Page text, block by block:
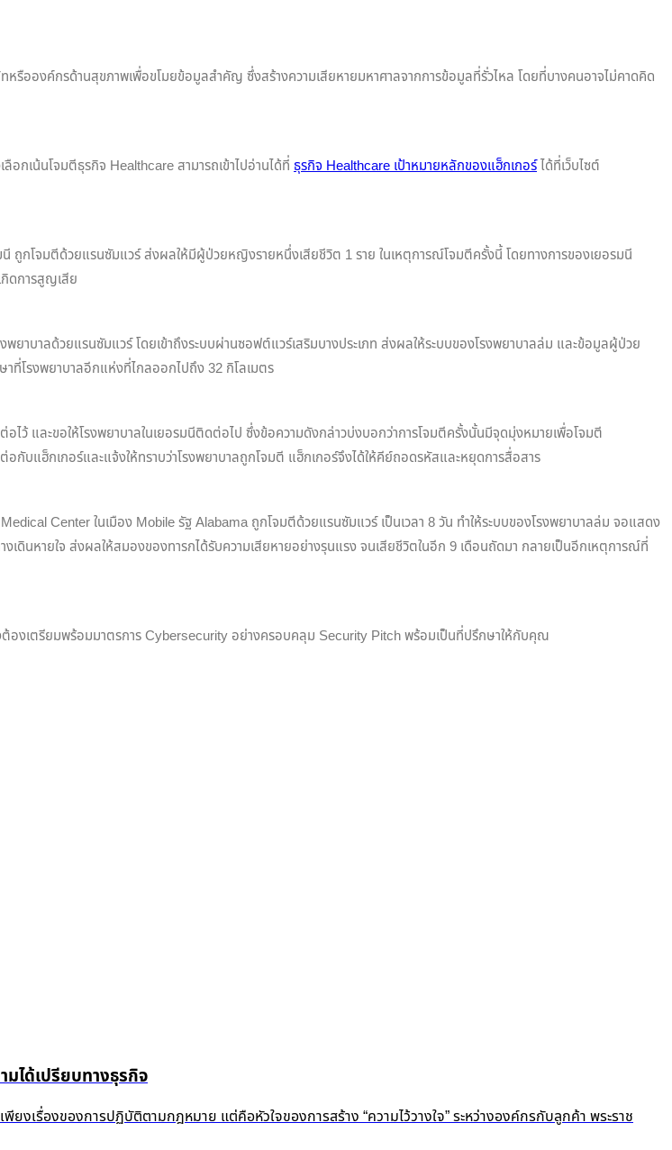
หรือองค์กรด้านสุขภาพเพื่อขโมยข้อมูลสำคัญ ซึ่งสร้างความเสียหายมหาศาลจากการข้อมูลที่รั่วไหล โดยที่บางคนอาจไม่คาดคิด
อกเน้นโจมตีธุรกิจ Healthcare สามารถเข้าไปอ่านได้ที่ ธุรกิจ Healthcare เป้าหมายหลักของแฮ็กเกอร์ได้ที่เว็บไซต์
ถูกโจมตีด้วยแรนซัมแวร์ ส่งผลให้มีผู้ป่วยหญิงรายหนึ่งเสียชีวิต 1 ราย ในเหตุการณ์โจมตีครั้งนี้ โดยทางการของเยอรมนี
ดการสูญเสีย
ยาบาลด้วยแรนซัมแวร์ โดยเข้าถึงระบบผ่านซอฟต์แวร์เสริมบางประเภท ส่งผลให้ระบบของโรงพยาบาลล่ม และข้อมูลผู้ป่วย
ที่โรงพยาบาลอีกแห่งที่ไกลออกไปถึง 32 กิโลเมตร
ไว้ และขอให้โรงพยาบาลในเยอรมนีติดต่อไป ซึ่งข้อความดังกล่าวบ่งบอกว่าการโจมตีครั้งนั้นมีจุดมุ่งหมายเพื่อโจมตี
บแฮ็กเกอร์และแจ้งให้ทราบว่าโรงพยาบาลถูกโจมตี แฮ็กเกอร์จึงได้ให้คีย์ถอดรหัสและหยุดการสื่อสาร
Center ในเมือง Mobile รัฐ Alabama ถูกโจมตีด้วยแรนซัมแวร์ เป็นเวลา 8 วัน ทำให้ระบบของโรงพยาบาลล่ม จอแสดง
หายใจ ส่งผลให้สมองของทารกได้รับความเสียหายอย่างรุนแรง จนเสียชีวิตในอีก 9 เดือนถัดมา กลายเป็นอีกเหตุการณ์ที่
ต้องเตรียมพร้อมมาตรการ Cybersecurity อย่างครอบคลุม Security Pitch พร้อมเป็นที่ปรึกษาให้กับคุณ
ได้เปรียบทางธุรกิจ
รื่องของการปฏิบัติตามกฎหมาย แต่คือหัวใจของการสร้าง “ความไว้วางใจ” ระหว่างองค์กรกับลูกค้า พระราช